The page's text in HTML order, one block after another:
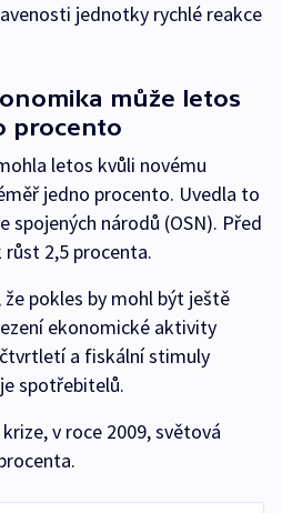
jednotky rychlé reakce
může letos
procento
letos kvůli novému
jedno procento. Uvedla to
spojených národů (OSN). Před
2,5 procenta.
pokles by mohl být ještě
ekonomické aktivity
a fiskální stimuly
spotřebitelů.
v roce 2009, světová